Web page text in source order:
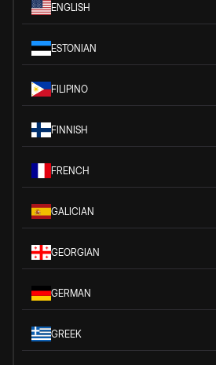
ENGLISH
ESTONIAN
FILIPINO
FINNISH
FRENCH
GALICIAN
GEORGIAN
GERMAN
GREEK